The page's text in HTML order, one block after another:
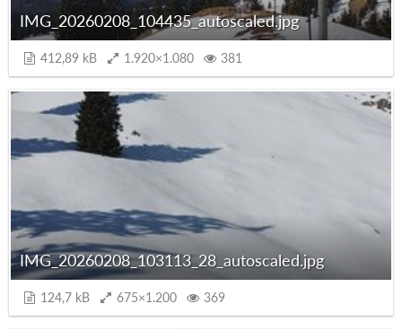
IMG_20260208_104435_autoscaled.jpg
412,89 kB 1.920×1.080 381
IMG_20260208_103113_28_autoscaled.jpg
124,7 kB 675×1.200 369